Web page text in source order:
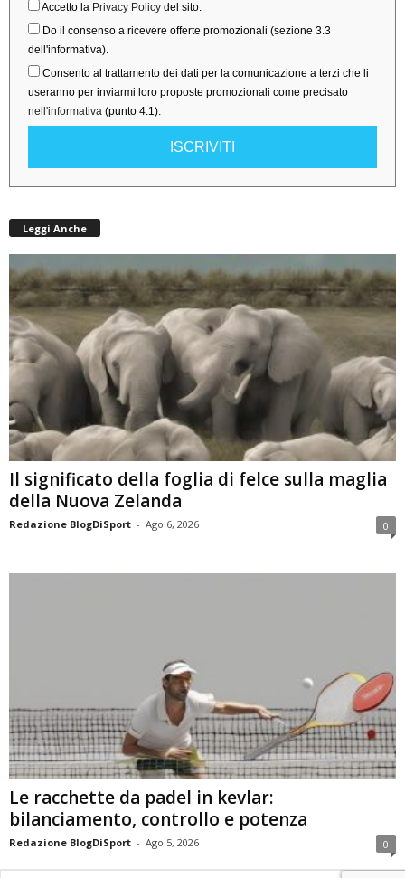
Accetto la Privacy Policy del sito.
Do il consenso a ricevere offerte promozionali (sezione 3.3
dell'informativa).
Consento al trattamento dei dati per la comunicazione a terzi che li
useranno per inviarmi loro proposte promozionali come precisato
nell'informativa (punto 4.1).
ISCRIVITI
Leggi Anche
Il significato della foglia di felce sulla maglia
della Nuova Zelanda
Redazione BlogDiSport - Ago 6, 2026 0
Le racchette da padel in kevlar:
bilanciamento, controllo e potenza
Redazione BlogDiSport - Ago 5, 2026 0